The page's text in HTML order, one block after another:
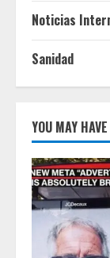
Noticias
Sanidad
YOU MAY